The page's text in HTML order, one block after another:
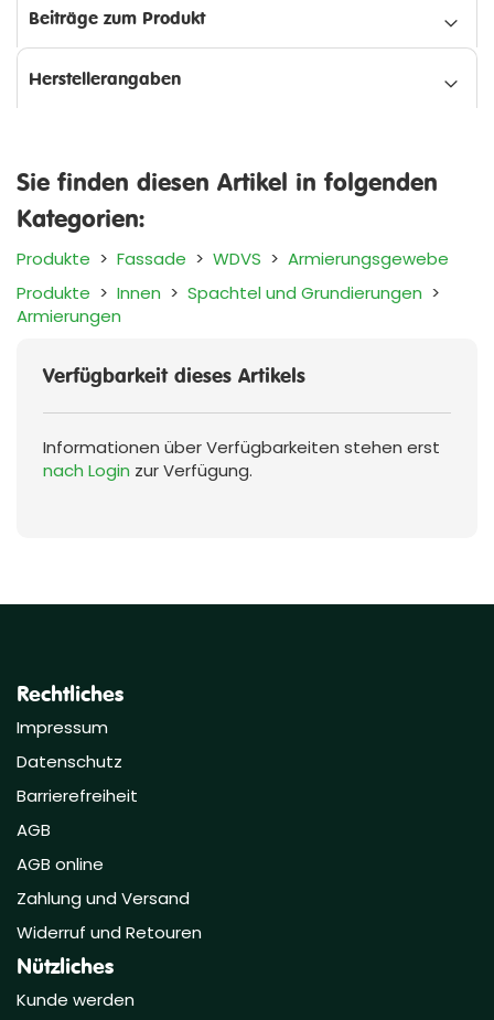
Verfügbarkeit dieses Artikels
Informationen über Verfügbarkeiten stehen erst
nach Login zur Verfügung.
Beiträge zum Produkt
Herstellerangaben
Sie finden diesen Artikel in folgenden
Kategorien:
Produkte > Fassade > WDVS > Armierungsgewebe
Produkte > Innen > Spachtel und Grundierungen >
Armierungen
Rechtliches
Impressum
Datenschutz
Barrierefreiheit
AGB
AGB online
Zahlung und Versand
Widerruf und Retouren
Nützliches
Kunde werden